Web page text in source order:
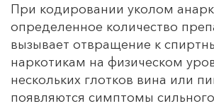
При кодировании уколом
определенное количество
вызывает отвращение к
наркотикам на физическом
нескольких глотков вина или
появляются симптомы